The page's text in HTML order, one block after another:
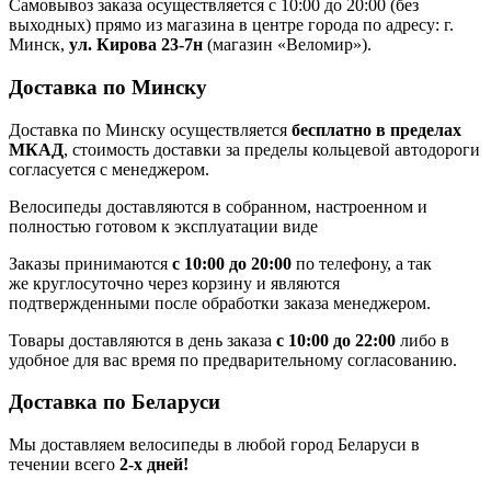
Самовывоз заказа осуществляется с 10:00 до 20:00 (без
выходных) прямо из магазина в центре города по адресу: г.
Минск, ул. Кирова 23-7н (магазин «Веломир»).
Доставка по Минску
Доставка по Минску осуществляется бесплатно в пределах
МКАД, стоимость доставки за пределы кольцевой автодороги
согласуется с менеджером.
Велосипеды доставляются в собранном, настроенном и
полностью готовом к эксплуатации виде
Заказы принимаются с 10:00 до 20:00 по телефону, а так
же круглосуточно через корзину и являются
подтвержденными после обработки заказа менеджером.
Товары доставляются в день заказа с 10:00 до 22:00 либо в
удобное для вас время по предварительному согласованию.
Доставка по Беларуси
Мы доставляем велосипеды в любой город Беларуси в
течении всего 2-х дней!